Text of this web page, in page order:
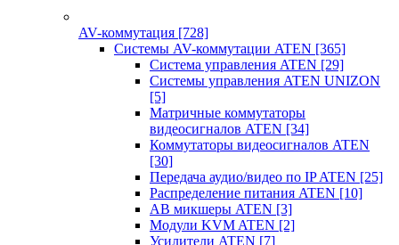
AV-коммутация [728]
Системы AV-коммутации ATEN [365]
Система управления ATEN [29]
Системы управления ATEN UNIZON
[5]
Матричные коммутаторы
видеосигналов ATEN [34]
Коммутаторы видеосигналов ATEN
[30]
Передача аудио/видео по IP ATEN [25]
Распределение питания ATEN [10]
АВ микшеры ATEN [3]
Модули KVM ATEN [2]
Усилители ATEN [7]